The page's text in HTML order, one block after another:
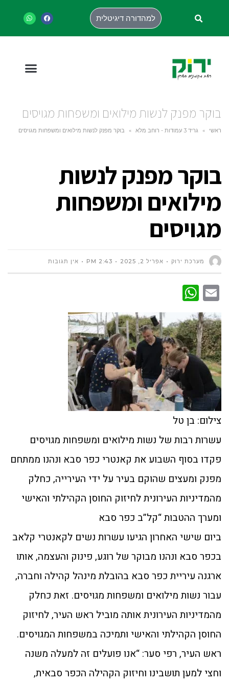
למהדורה דיגיטלית
בוקר מפנק לנשות מילואים ומשפחות מגויסים
ראשי » גריד 3 עמודות - רוחב מלא » בוקר מפנק לנשות מילואים ומשפחות מגויסים
בוקר מפנק לנשות
מילואים ומשפחות
מגויסים
מערכת ירוק אפריל 2, 2025 2:43 PM אין תגובות
Email
צילום: בן טל
עשרות רבות של נשות מילואים ומשפחות מגויסים
פקדו בסוף השבוע את קאנטרי כפר סבא ונהנו ממתחם
מפנק ומעצים שהוקם בעיר על ידי העירייה, כחלק
מהמדיניות העירונית לחיזוק החוסן הקהילתי והאישי
ומערך ההטבות “קל”ב כפר סבא
ביום שישי האחרון הגיעו עשרות נשים לקאנטרי קלאב
בכפר סבא ונהנו מבוקר של רוגע, פינוק והעצמה, אותו
ארגנה עיריית כפר סבא בהובלת מינהל קהילה וחברה,
עבור נשות מילואים ומשפחות מגויסים. זאת כחלק
מהמדיניות העירונית אותה מוביל ראש העיר, לחיזוק
החוסן הקהילתי והאישי ותמיכה במשפחות המגויסים.
ראש העיר, רפי סער: “אנו פועלים זה למעלה משנה
וחצי למען תושבינו וחיזוק הקהילה הכפר סבאית,